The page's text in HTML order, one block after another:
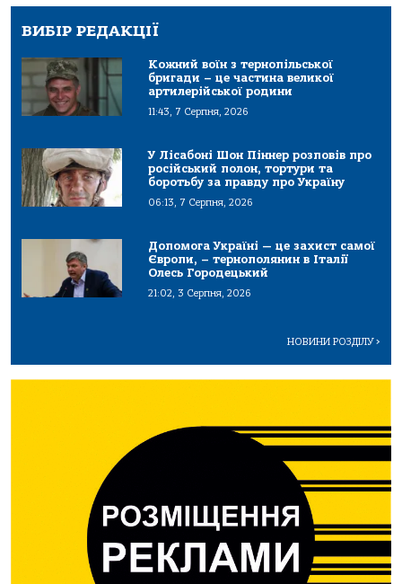
ВИБІР РЕДАКЦІЇ
Кожний воїн з тернопільської
бригади – це частина великої
артилерійської родини
11:43, 7 Серпня, 2026
У Лісабоні Шон Піннер розповів про
російський полон, тортури та
боротьбу за правду про Україну
06:13, 7 Серпня, 2026
Допомога Україні — це захист самої
Європи, – тернополянин в Італії
Олесь Городецький
21:02, 3 Серпня, 2026
НОВИНИ РОЗДІЛУ>